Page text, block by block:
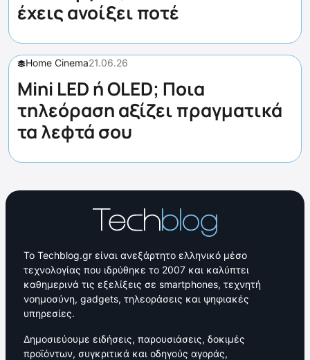
έχεις ανοίξει ποτέ
Home Cinema21.06.26
Mini LED ή OLED; Ποια
τηλεόραση αξίζει πραγματικά
τα λεφτά σου
Το Techblog.gr είναι ανεξάρτητο ελληνικό μέσο
τεχνολογίας που ιδρύθηκε το 2007 και καλύπτει
καθημερινά τις εξελίξεις σε smartphones, τεχνητή
νοημοσύνη, gadgets, τηλεοράσεις και ψηφιακές
υπηρεσίες.
Δημοσιεύουμε ειδήσεις, παρουσιάσεις, δοκιμές
προϊόντων, συγκριτικά και οδηγούς αγοράς,